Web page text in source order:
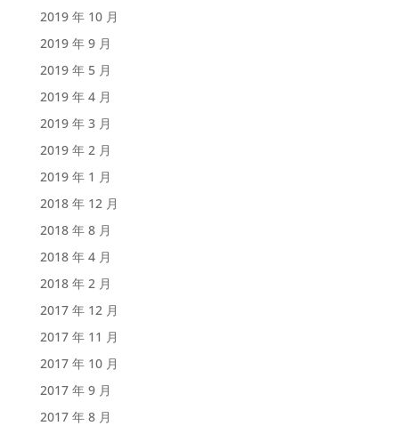
2019 年 10 月
2019 年 9 月
2019 年 5 月
2019 年 4 月
2019 年 3 月
2019 年 2 月
2019 年 1 月
2018 年 12 月
2018 年 8 月
2018 年 4 月
2018 年 2 月
2017 年 12 月
2017 年 11 月
2017 年 10 月
2017 年 9 月
2017 年 8 月